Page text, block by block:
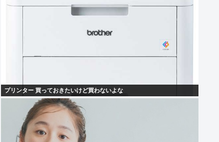
プリンター 買っておきたいけど買わないよな